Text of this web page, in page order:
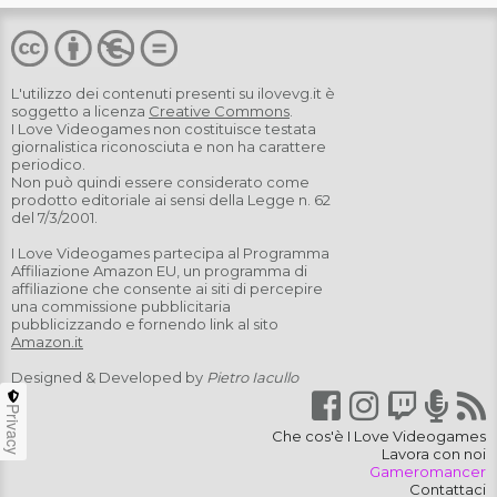
L'utilizzo dei contenuti presenti su ilovevg.it è
soggetto a licenza Creative Commons
I Love Videogames non costituisce testata
giornalistica riconosciuta e non ha carattere
periodico.
Non può quindi essere considerato come
prodotto editoriale ai sensi della Legge n. 62
del 7/3/2001.
I Love Videogames partecipa al Programma
Affiliazione Amazon EU, un programma di
affiliazione che consente ai siti di percepire
una commissione pubblicitaria
pubblicizzando e fornendo link al sito
Amazon.it
Designed & Developed by Pietro Iacullo
Che cos'è I Love Videogames
Lavora con noi
Gameromancer
Contattaci
Privacy